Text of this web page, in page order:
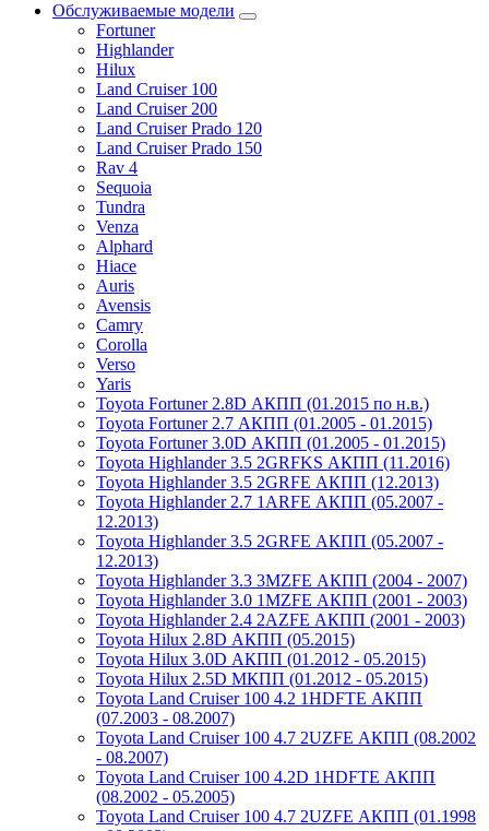
Обслуживаемые модели
Fortuner
Highlander
Hilux
Land Cruiser 100
Land Cruiser 200
Land Cruiser Prado 120
Land Cruiser Prado 150
Rav 4
Sequoia
Tundra
Venza
Alphard
Hiace
Auris
Avensis
Camry
Corolla
Verso
Yaris
Toyota Fortuner 2.8D АКПП (01.2015 по н.в.)
Toyota Fortuner 2.7 АКПП (01.2005 - 01.2015)
Toyota Fortuner 3.0D АКПП (01.2005 - 01.2015)
Toyota Highlander 3.5 2GRFKS АКПП (11.2016)
Toyota Highlander 3.5 2GRFE АКПП (12.2013)
Toyota Highlander 2.7 1ARFE АКПП (05.2007 -
12.2013)
Toyota Highlander 3.5 2GRFE АКПП (05.2007 -
12.2013)
Toyota Highlander 3.3 3MZFE АКПП (2004 - 2007)
Toyota Highlander 3.0 1MZFE АКПП (2001 - 2003)
Toyota Highlander 2.4 2AZFE АКПП (2001 - 2003)
Toyota Hilux 2.8D АКПП (05.2015)
Toyota Hilux 3.0D АКПП (01.2012 - 05.2015)
Toyota Hilux 2.5D МКПП (01.2012 - 05.2015)
Toyota Land Cruiser 100 4.2 1HDFTE АКПП
(07.2003 - 08.2007)
Toyota Land Cruiser 100 4.7 2UZFE АКПП (08.2002
- 08.2007)
Toyota Land Cruiser 100 4.2D 1HDFTE АКПП
(08.2002 - 05.2005)
Toyota Land Cruiser 100 4.7 2UZFE АКПП (01.1998